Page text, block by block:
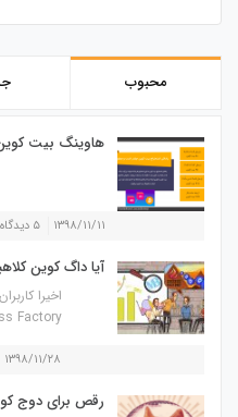
محبوب
هاوینگ بیت
۱۳۹۸/۱۱/۱۱ ۵ دیدگاه
آیا داگ کوین
اخیرا
Factory...
۱۳۹۸/۱۱/۲۸
رقص برای دوج